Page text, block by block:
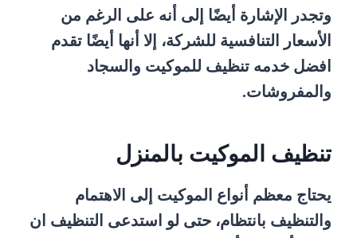
وتجدر الإشارة أيضًا إلى أنه على الرغم من
الأسعار التنافسية للشركة، إلا أنها أيضًا تقدم
افضل خدمه تنظيف للموكيت والسجاد
والمفروشات.
تنظيف الموكيت بالمنزل
يحتاج معظم أنواع الموكيت إلى الاهتمام
والتنظيف بانتظام، حتى لو استدعى التنظيف ان